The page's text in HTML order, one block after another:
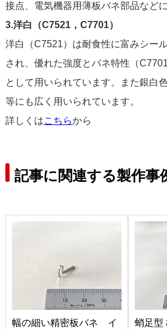
接点、電気機器用薄板バネ部品など
3.洋白（C7521，C7701）
洋白（C7521）は耐食性に富みシー
され、優れた強度とバネ特性（
として用いられています。また銀白
等にも広く用いられています。
詳しくはこちらから
記事に関連する製作事
幅の細い精密板バネ イ
蛸足